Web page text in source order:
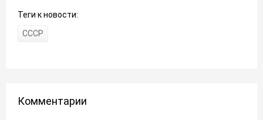
Теги к новости:
СССР
Комментарии